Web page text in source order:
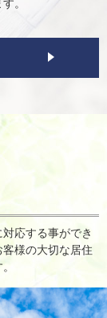
。
応する事ができ
様の大切な居住